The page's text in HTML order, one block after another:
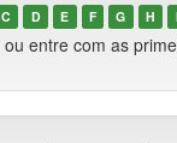
C D E F G H
ou entre com as